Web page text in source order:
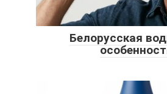
Белорусская